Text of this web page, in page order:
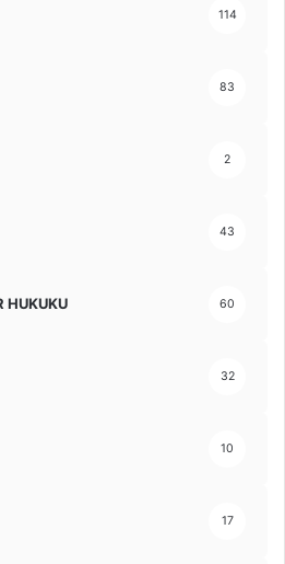
114
83
2
43
HUKUKU 60
32
10
17